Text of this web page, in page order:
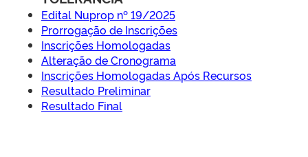
Edital Nuprop nº 19/2025
Prorrogação de Inscrições
Inscrições Homologadas
Alteração de Cronograma
Inscrições Homologadas Após Recursos
Resultado Preliminar
Resultado Final